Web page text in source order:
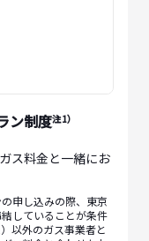
ン制度注1）
ス料金と一緒にお
申し込みの際、東京
していることが条件
以外のガス事業者と